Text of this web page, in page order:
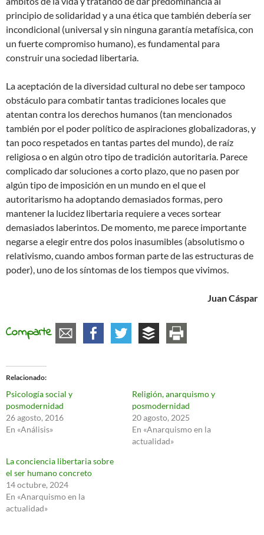
principio de solidaridad y a una ética que también debería ser
incondicional (universal y sin ninguna garantía metafísica, con
un fuerte compromiso humano), es fundamental para
construir una sociedad libertaria.
La aceptación de la diversidad cultural no debe ser tampoco
obstáculo para combatir tantas tradiciones locales que
atentan contra los derechos humanos (tan mencionados
también por el poder político de aspiraciones globalizadoras, y
tan poco respetados en tantas partes del mundo), de raíz
religiosa o en algún otro tipo de tradición autoritaria. Parece
complicado dar soluciones a corto plazo, que no pasen por
algún tipo de imposición en un mundo en el que el
autoritarismo ha adoptando demasiados formas, pero
mantener la lucidez libertaria requiere a veces sortear
demasiados laberintos. De momento, me parece importante
negarse a elegir entre dos polos inasumibles (absolutismo o
relativismo, cuando ambos forman parte de las estructuras de
poder), uno de los síntomas de los tiempos que vivimos.
Juan Cáspar
Comparte
Relacionado
Psicología social y
posmodernidad
26 agosto, 2016
En «Análisis»
Religión, anarquismo y
posmodernidad
20 agosto, 2025
En «Anarquismo en la
actualidad»
La conciencia libertaria sobre
el ser humano concreto
14 octubre, 2024
En «Anarquismo en la
actualidad»